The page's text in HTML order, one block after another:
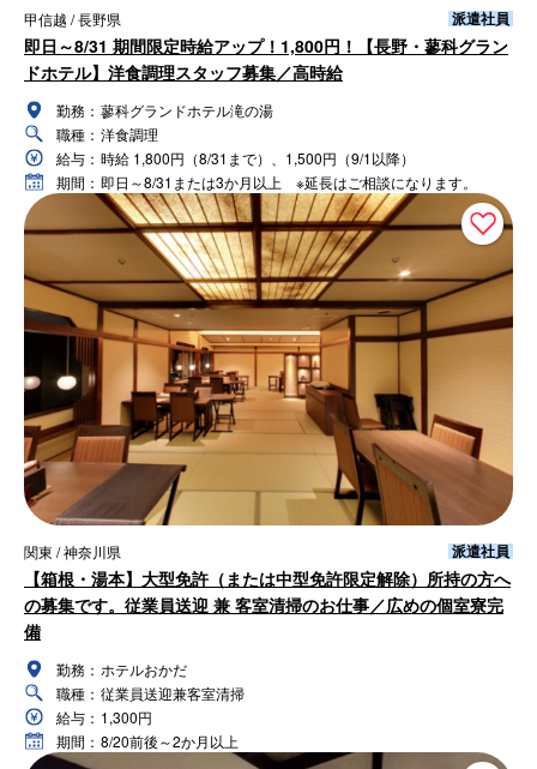
甲信越 / 長野県 派遣社員
即日～8/31 期間限定時給アップ！1,800円！【長野・蓼科グラン
ドホテル】洋食調理スタッフ募集／高時給
勤務： 蓼科グランドホテル滝の湯
職種： 洋食調理
給与： 時給 1,800円（8/31まで）、1,500円（9/1以降）
期間： 即日～8/31または3か月以上 ※延長はご相談になります。
関東 / 神奈川県 派遣社員
【箱根・湯本】大型免許（または中型免許限定解除）所持の方へ
の募集です。従業員送迎 兼 客室清掃のお仕事／広めの個室寮完
備
勤務： ホテルおかだ
職種： 従業員送迎兼客室清掃
給与： 1,300円
期間： 8/20前後～2か月以上